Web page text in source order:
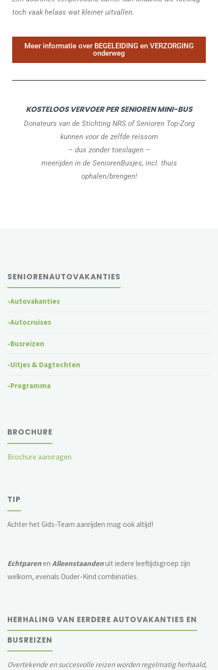
toch vaak helaas wat kleiner uitvallen.
Meer informatie over BEGELEIDING en VERZORGING
onderweg
KOSTELOOS VERVOER PER SENIOREN MINI-BUS
Donateurs van de Stichting NRS of Senioren Top-Zorg
kunnen voor de zelfde reissom
– dus zonder toeslagen –
meerijden in de SeniorenBusjes, incl. thuis
ophalen/brengen!
SENIORENAUTOVAKANTIES
-Autovakanties
-Autocruises
-Busreizen
-Uitjes & Dagtochten
-Programma
BROCHURE
Brochure aanvragen
TIP
Achter het Gids-Team aanrijden mag ook altijd!
EchtparenenAlleenstaandenuit iedere leeftijdsgroep zijn
welkom, evenals Ouder-Kind combinaties.
HERHALING VAN EERDERE AUTOVAKANTIES EN
BUSREIZEN
Overtekende en succesvolle reizen worden regelmatig herhaald,